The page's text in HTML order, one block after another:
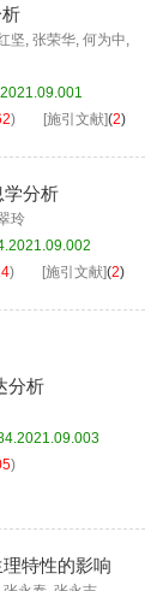
坚, 张荣华, 何为中,
) [施引文献](2)
学分析
玲
) [施引文献](2)
分析
)
特性的影响